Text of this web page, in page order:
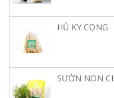
HỦ KY CỌNG
SƯỜN NON